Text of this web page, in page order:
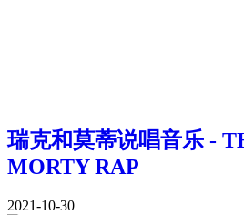
瑞克和莫蒂说唱音乐 -
MORTY RAP
2021-10-30